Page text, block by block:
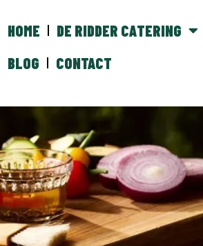
HOME DE RIDDER CATERING
BLOG
CONTACT